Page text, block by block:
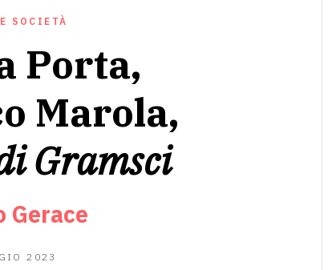
SOCIETÀ
Porta,
Marola,
Gramsci
Gerace
2023